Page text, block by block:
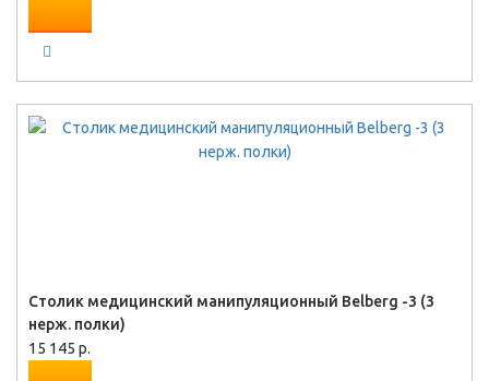
Столик медицинский манипуляционный Belberg -3 (3
нерж. полки)
15 145 р.